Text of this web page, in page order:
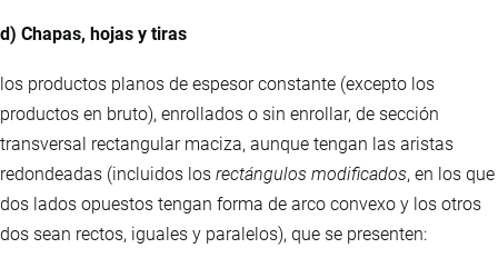
d) Chapas, hojas y tiras
los productos planos de espesor constante (excepto los
productos en bruto), enrollados o sin enrollar, de sección
transversal rectangular maciza, aunque tengan las aristas
redondeadas (incluidos los rectángulos modificados, en los que
dos lados opuestos tengan forma de arco convexo y los otros
dos sean rectos, iguales y paralelos), que se presenten: